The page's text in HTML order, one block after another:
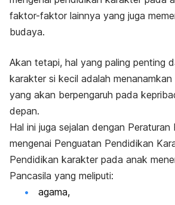
faktor-faktor lainnya yang juga
budaya.
Akan tetapi, hal yang paling penting
karakter si kecil adalah
yang akan berpengaruh pada
depan.
Hal ini juga sejalan dengan
mengenai Penguatan Pendidikan
Pendidikan karakter pada anak
Pancasila yang meliputi:
agama,